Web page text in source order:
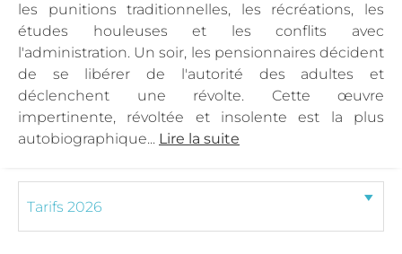
les punitions traditionnelles, les récréations, les
études houleuses et les conflits avec
l'administration. Un soir, les pensionnaires décident
de se libérer de l'autorité des adultes et
déclenchent une révolte. Cette œuvre
impertinente, révoltée et insolente est la plus
autobiographique... Lire la suite